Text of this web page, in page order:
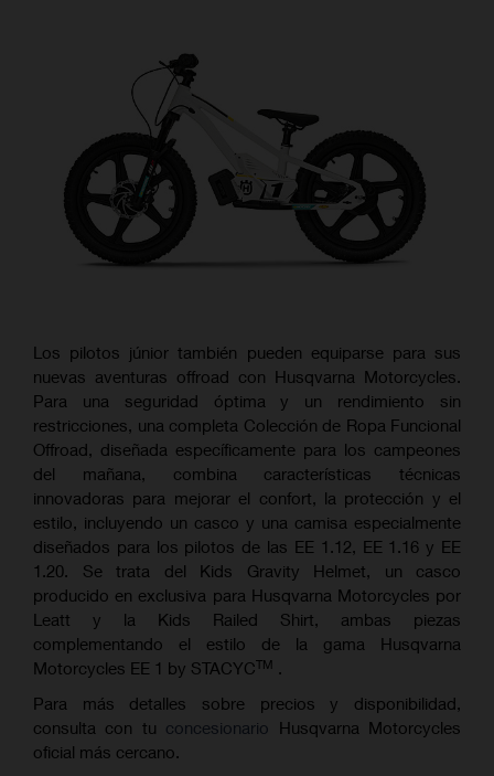
Los pilotos júnior también pueden equiparse para sus
nuevas aventuras offroad con Husqvarna Motorcycles.
Para una seguridad óptima y un rendimiento sin
restricciones, una completa Colección de Ropa Funcional
Offroad, diseñada específicamente para los campeones
del mañana, combina características técnicas
innovadoras para mejorar el confort, la protección y el
estilo, incluyendo un casco y una camisa especialmente
diseñados para los pilotos de las EE 1.12, EE 1.16 y EE
1.20. Se trata del Kids Gravity Helmet, un casco
producido en exclusiva para Husqvarna Motorcycles por
Leatt y la Kids Railed Shirt, ambas piezas
complementando el estilo de la gama Husqvarna
Motorcycles EE 1 by STACYCTM .
Para más detalles sobre precios y disponibilidad,
consulta con tu concesionario Husqvarna Motorcycles
oficial más cercano.